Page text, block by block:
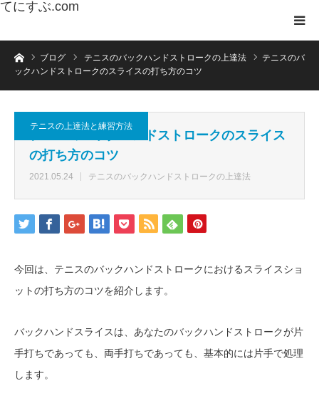
てにすぶ.com
ホームブログ テニスのバックハンドストロークの上達法
テニスのバ
ックハンドストロークのスライスの打ち方のコツ
テニスの上達法と練習方法
テニスのバックハンドストロークのスライス
の打ち方のコツ
2021.05.24 テニスのバックハンドストロークの上達法
今回は、テニスのバックハンドストロークにおけるスライスショ
ットの打ち方のコツを紹介します。
バックハンドスライスは、あなたのバックハンドストロークが片
手打ちであっても、両手打ちであっても、基本的には片手で処理
します。